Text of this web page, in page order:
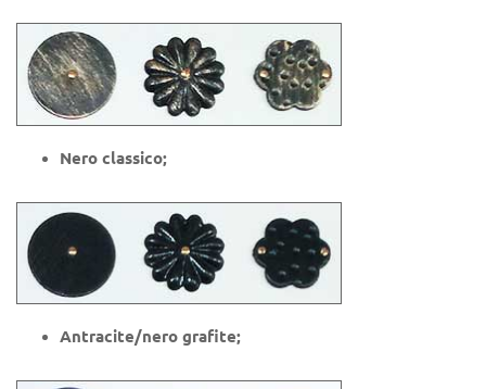
Nero classico;
Antracite/nero grafite;